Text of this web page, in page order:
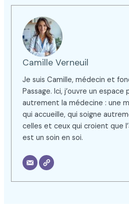
Camille Verneuil
Je suis Camille, médecin et
Passage. Ici, j’ouvre un espace
autrement la médecine : une
qui accueille, qui soigne
celles et ceux qui croient que
est un soin en soi.